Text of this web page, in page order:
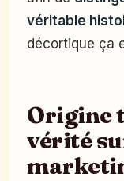
véritable
décortique ça
Origine
vérité